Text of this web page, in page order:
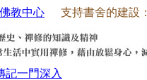
教中心 支持書舍的建設：
記一門深入